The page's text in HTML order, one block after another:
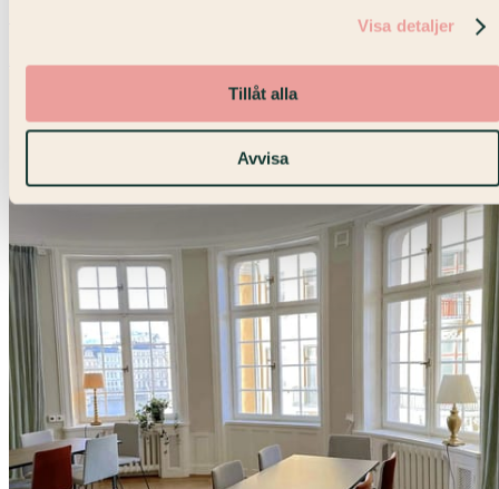
Visa detaljer
Tillåt alla
Avvisa